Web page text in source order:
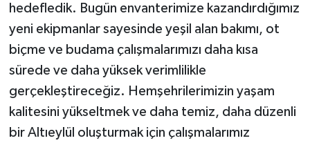
hedefledik. Bugün envanterimize kazandırdığımız
yeni ekipmanlar sayesinde yeşil alan bakımı, ot
biçme ve budama çalışmalarımızı daha kısa
sürede ve daha yüksek verimlilikle
gerçekleştireceğiz. Hemşehrilerimizin yaşam
kalitesini yükseltmek ve daha temiz, daha düzenli
bir Altıeylül oluşturmak için çalışmalarımız